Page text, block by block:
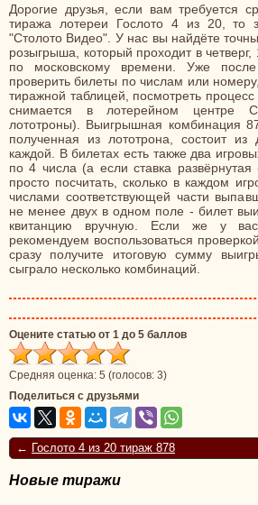
Дорогие друзья, если вам требуется
тиража лотереи Гослото 4 из 20, то
"Столото Видео". У нас вы найдёте
розыгрыша, который проходит в
по московскому времени. Уже
проверить билеты по числам или
тиражной таблицей, посмотреть
снимается в лотерейном центре
лототроны). Выигрышная комбинация
полученная из лототрона, состоит
каждой. В билетах есть также два
по 4 числа (а если ставка
просто посчитать, сколько в каждом
числами соответствующей части
не менее двух в одном поле - билет
квитанцию вручную. Если же у вас
рекомендуем воспользоваться
сразу получите итоговую сумму
сыграло несколько комбинаций.
Оцените статью от 1 до 5 баллов
Средняя оценка: 5 (голосов: 3)
Поделиться с друзьями
← Гослото 4 из 20 тираж 878
Новые тиражи